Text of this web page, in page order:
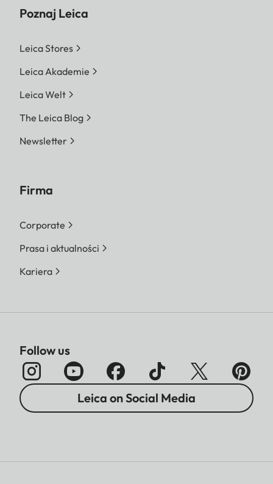
Poznaj Leica
Leica Stores
Leica Akademie
Leica Welt
The Leica Blog
Newsletter
Firma
Corporate
Prasa i aktualności
Kariera
Follow us
Leica on Social Media